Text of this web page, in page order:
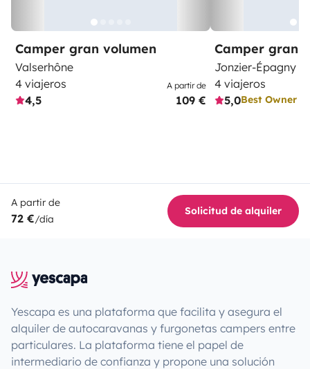
Camper gran volumen
Valserhône
4 viajeros
4,5
A partir de
109 €
Camper gran
Jonzier-Épagny
4 viajeros
5,0Best Owner
A partir de
72 €/día
Solicitud de alquiler
Yescapa es una plataforma que facilita y asegura el
alquiler de autocaravanas y furgonetas campers entre
particulares. La plataforma tiene el papel de
intermediario de confianza y propone una solución